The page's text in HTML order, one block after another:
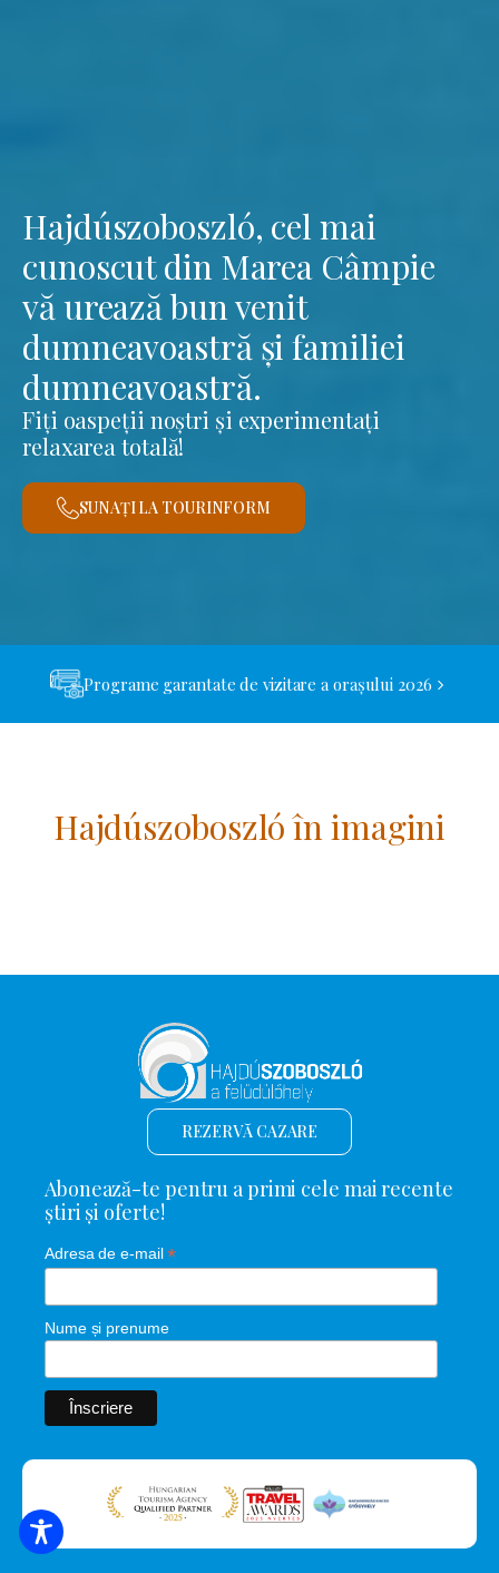
Hajdúszoboszló, cel mai
cunoscut din Marea Câmpie
vă urează bun venit
dumneavoastră și familiei
dumneavoastră.
Fiți oaspeții noștri și experimentați
relaxarea totală!
SUNAȚI LA TOURINFORM
Programe garantate de vizitare a orașului 2026
Hajdúszoboszló în imagini
REZERVĂ CAZARE
Abonează-te pentru a primi cele mai recente
știri și oferte!
Adresa de e-mail*
Nume și prenume